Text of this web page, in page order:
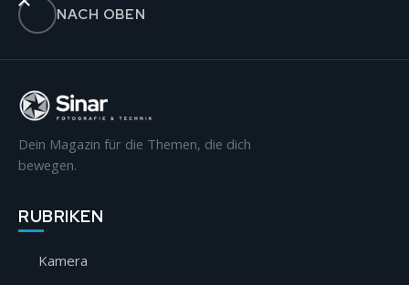
NACH OBEN
Dein Magazin für die Themen, die dich
bewegen.
RUBRIKEN
Kamera